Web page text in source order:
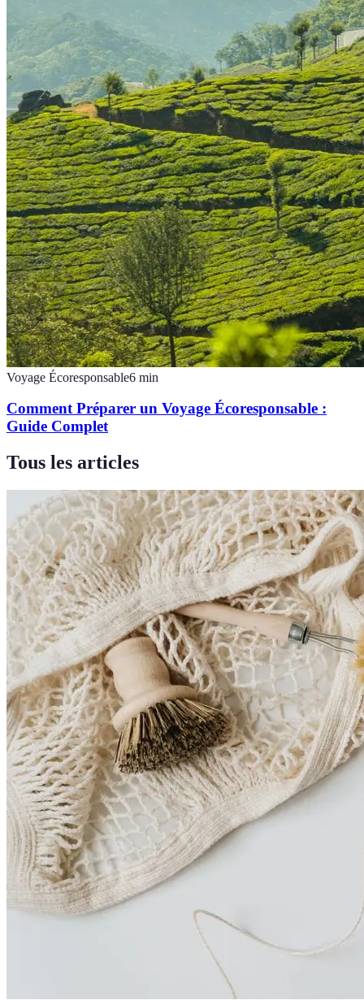
Voyage Écoresponsable6 min
Comment Préparer un Voyage Écoresponsable :
Guide Complet
Tous les articles